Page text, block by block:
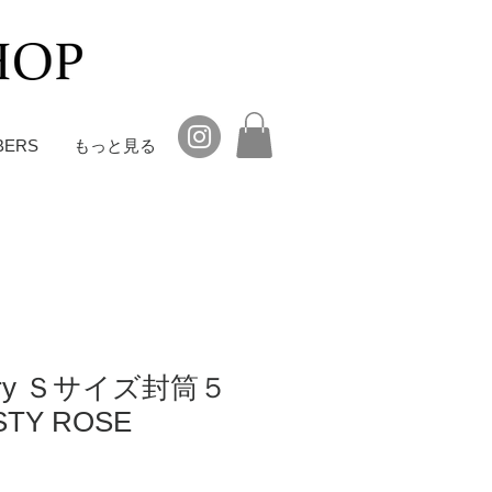
もっと見る
Ｓサイズ封筒５
ROSE